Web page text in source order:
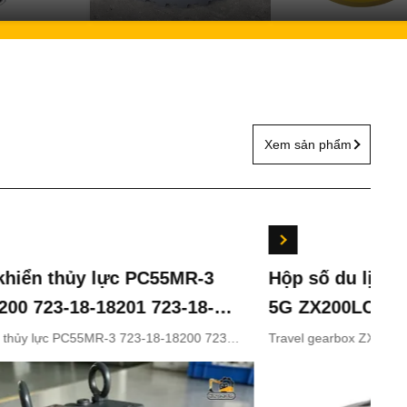
Xem sản phẩm
thủy lực PC55MR-3
723-18-18201 723-18-
bộ phận chính hãng
KOMATSU
lực PC55MR-3 723-18-18200 723-
Hộp số du lịch
5G ZX200LC-3
ZX330-5
Travel gearbox